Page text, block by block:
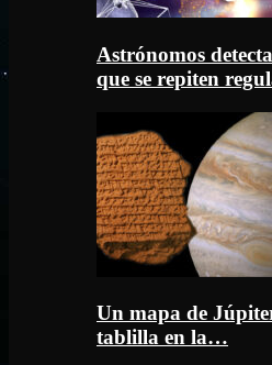
Astrónomos
que se repiten
Un mapa de
tablilla en la…